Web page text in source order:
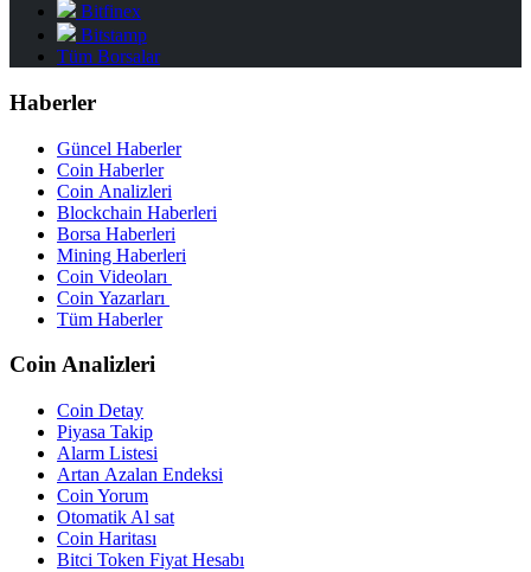
Bitfinex
Bitstamp
Tüm Borsalar
Haberler
Güncel Haberler
Coin Haberler
Coin Analizleri
Blockchain Haberleri
Borsa Haberleri
Mining Haberleri
Coin Videoları
Coin Yazarları
Tüm Haberler
Coin Analizleri
Coin Detay
Piyasa Takip
Alarm Listesi
Artan Azalan Endeksi
Coin Yorum
Otomatik Al sat
Coin Haritası
Bitci Token Fiyat Hesabı